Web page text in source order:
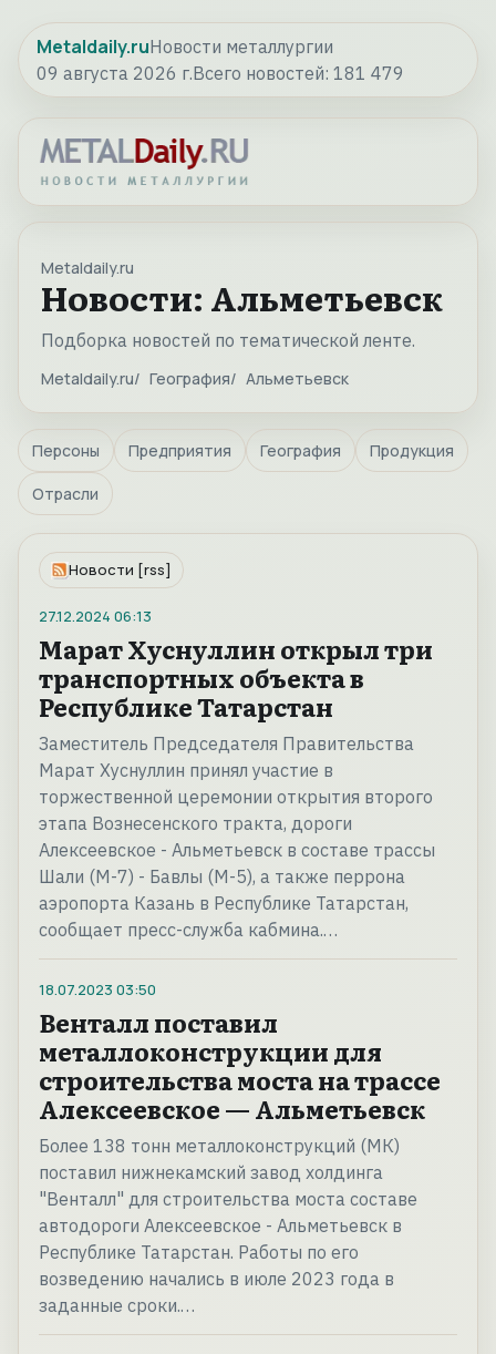
Metaldaily.ruНовости металлургии
09 августа 2026 г.Всего новостей: 181 479
Metaldaily.ru
Новости: Альметьевск
Подборка новостей по тематической ленте.
Metaldaily.ru География Альметьевск
Персоны Предприятия География Продукция
Отрасли
Новости [rss]
27.12.2024 06:13
Марат Хуснуллин открыл три
транспортных объекта в
Республике Татарстан
Заместитель Председателя Правительства
Марат Хуснуллин принял участие в
торжественной церемонии открытия второго
этапа Вознесенского тракта, дороги
Алексеевское - Альметьевск в составе трассы
Шали (М-7) - Бавлы (М-5), а также перрона
аэропорта Казань в Республике Татарстан,
сообщает пресс-служба кабмина.…
18.07.2023 03:50
Венталл поставил
металлоконструкции для
строительства моста на трассе
Алексеевское — Альметьевск
Более 138 тонн металлоконструкций (МК)
поставил нижнекамский завод холдинга
"Венталл" для строительства моста составе
автодороги Алексеевское - Альметьевск в
Республике Татарстан. Работы по его
возведению начались в июле 2023 года в
заданные сроки.…